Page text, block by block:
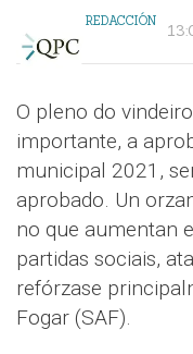
REDACCIÓN
O pleno do
importante, a
municipal 2021,
aprobado. Un
no que aumentan
partidas sociais,
refórzase
Fogar (SAF).